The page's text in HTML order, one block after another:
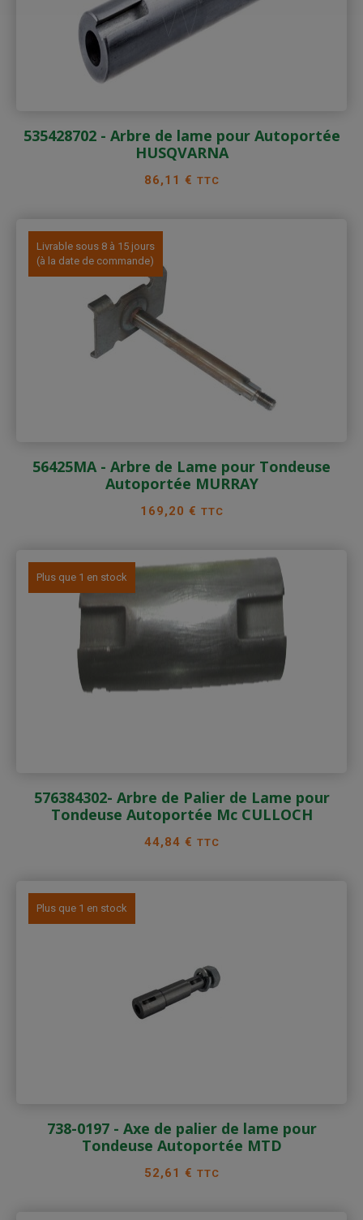
535428702 - Arbre de lame pour Autoportée
HUSQVARNA
Prix
86,11 € TTC
Livrable sous 8 à 15 jours
(à la date de commande)
56425MA - Arbre de Lame pour Tondeuse
Autoportée MURRAY
Prix
169,20 € TTC
Plus que 1 en stock
576384302- Arbre de Palier de Lame pour
Tondeuse Autoportée Mc CULLOCH
Prix
44,84 € TTC
Plus que 1 en stock
738-0197 - Axe de palier de lame pour
Tondeuse Autoportée MTD
Prix
52,61 € TTC